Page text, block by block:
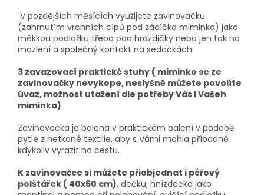
V pozdějších měsících využijete zavinovačku
(zahrnutím vrchních cípů pod zádíčka miminka) jako
měkkou podložku třeba pod hrazdičky nebo jen tak na
mazlení a společný kontakt na sedačkách.
3 zavazovací praktické stuhy ( miminko se ze
zavinovačky nevykope, neslyšně můžete povolíte
úvaz, možnost utažení dle potřeby Vás i Vašeh
miminka)
Zavinovačka je balena v praktickém balení v podobě
pytle z netkané textilie, aby s Vámi mohla případně
kdykoliv vyrazit na cestu.
K zavinovačce si můžete přiobjednat i péřový
polštářek ( 40x60 cm), dečku, hnízdečko jako